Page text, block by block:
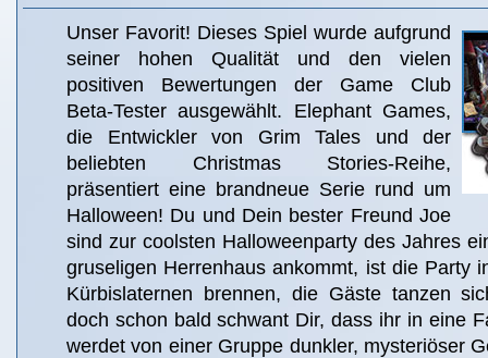
Unser Favorit! Dieses Spiel wurde aufgrund
seiner hohen Qualität und den vielen
positiven Bewertungen der Game Club
Beta-Tester ausgewählt. Elephant Games,
die Entwickler von Grim Tales und der
beliebten Christmas Stories-Reihe,
präsentiert eine brandneue Serie rund um
Halloween! Du und Dein bester Freund Joe
sind zur coolsten Halloweenparty des Jahres
gruseligen Herrenhaus ankommt, ist die Party
Kürbislaternen brennen, die Gäste tanzen
doch schon bald schwant Dir, dass ihr in eine
werdet von einer Gruppe dunkler, mysteriöser